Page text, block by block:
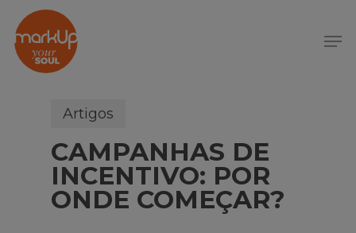
Menu
Artigos
CAMPANHAS DE
INCENTIVO: POR
ONDE COMEÇAR?